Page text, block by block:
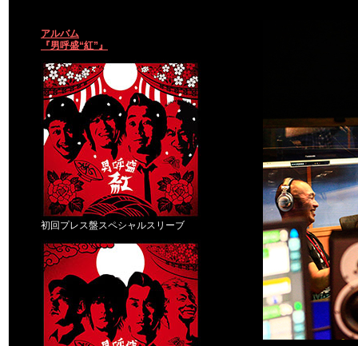
アルバム
『男呼盛“紅”』
初回プレス盤スペシャルスリーブ